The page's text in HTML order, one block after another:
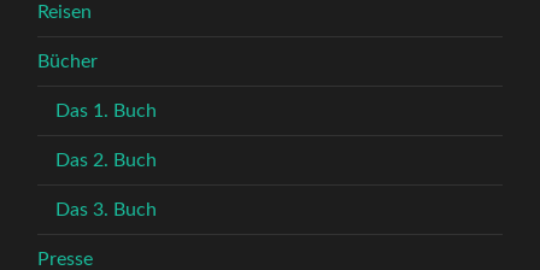
Reisen
Bücher
Das 1. Buch
Das 2. Buch
Das 3. Buch
Presse